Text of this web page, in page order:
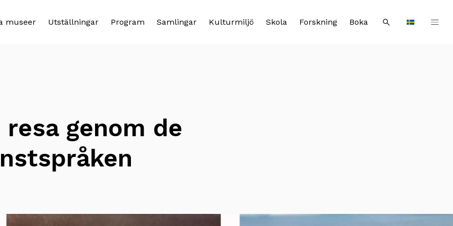
Languages
museer Utställningar Program Samlingar Kulturmiljö Skola Forskning Boka Sök
genom de